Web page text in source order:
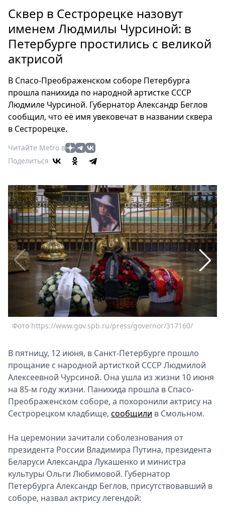
Россия
Мир
Здоровье
Еда
Мода
Театр
Кино
Афиша
Книги
Выставки
Пресс-
релизы
О
Metro
Стримы
Спецпроекты
Звезды
Выборы
2026
Скачай
Metro
Сквер в Сестрорецке назовут
именем Людмилы Чурсиной: в
Петербурге простились с великой
актрисой
В Спасо-Преображенском соборе Петербурга
прошла панихида по народной артистке СССР
Людмиле Чурсиной. Губернатор Александр Беглов
сообщил, что её имя увековечат в названии сквера
в Сестрорецке.
Читайте Metro в
Поделиться
Фото https://www.gov.spb.ru/press/governor/317160/
В пятницу, 12 июня, в Санкт-Петербурге прошло
прощание с народной артисткой СССР Людмилой
Алексеевной Чурсиной. Она ушла из жизни 10 июня
на 85-м году жизни. Панихида прошла в Спасо-
Преображенском соборе, а похоронили актрису на
Сестрорецком кладбище, сообщили в Смольном.
На церемонии зачитали соболезнования от
президента России Владимира Путина, президента
Беларуси Александра Лукашенко и министра
культуры Ольги Любимовой. Губернатор
Петербурга Александр Беглов, присутствовавший в
соборе, назвал актрису легендой: